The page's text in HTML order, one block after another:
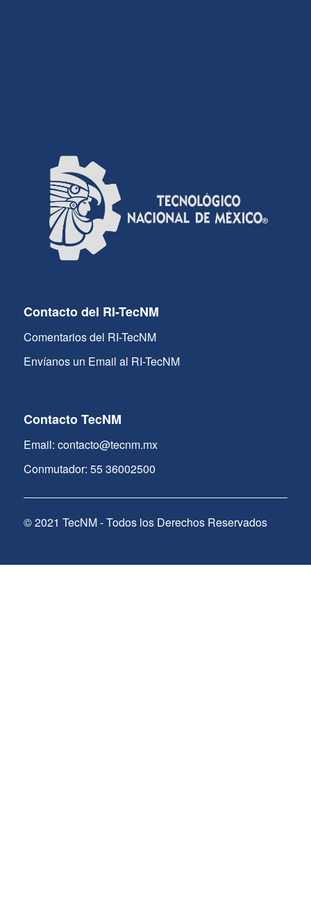
Contacto del RI-TecNM
Comentarios del RI-TecNM
Envíanos un Email al RI-TecNM
Contacto TecNM
Email: contacto@tecnm.mx
Conmutador: 55 36002500
© 2021 TecNM - Todos los Derechos Reservados